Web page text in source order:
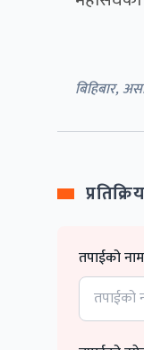
बिहिबार,
तपाईको नाम